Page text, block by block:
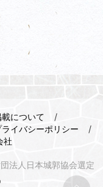
について
ライバシーポリシー
社
法人日本城郭協会選定